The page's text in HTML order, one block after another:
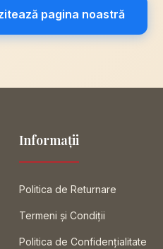
pagina noastră
Informații
Politica de Returnare
Termeni și Condiții
Politica de Confidențialitate